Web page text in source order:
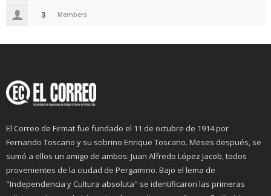
3 Members
El Correo de Firmat fue fundado el 11 de octubre de 1914 por
Fernando Toscano y su sobrino Enrique Toscano. Meses después, se
sumó a ellos un amigo de ambos: Juan Alfredo López Jacob, todos
provenientes de la ciudad de Pergamino. Bajo el lema de
"Independencia y Cultura absoluta" se identificaron las primeras